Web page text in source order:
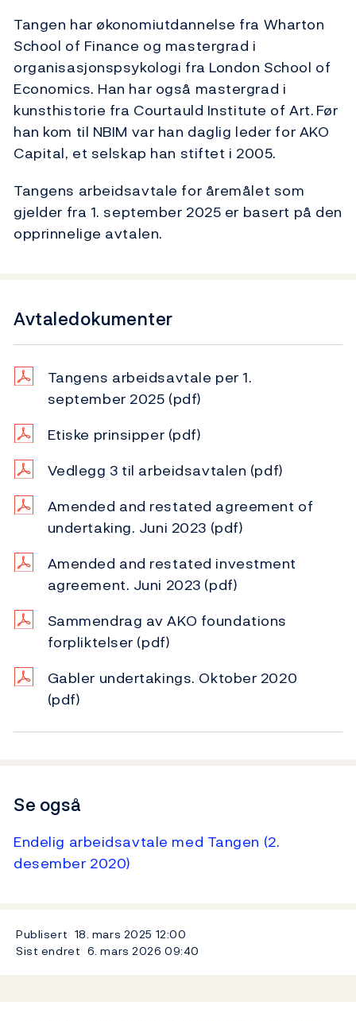
Tangen har økonomiutdannelse fra Wharton
School of Finance og mastergrad i
organisasjonspsykologi fra London School of
Economics. Han har også mastergrad i
kunsthistorie fra Courtauld Institute of Art. Før
han kom til NBIM var han daglig leder for AKO
Capital, et selskap han stiftet i 2005.
Tangens arbeidsavtale for åremålet som
gjelder fra 1. september 2025 er basert på den
opprinnelige avtalen.
Avtaledokumenter
Tangens arbeidsavtale per 1.
september 2025 (pdf)
Etiske prinsipper (pdf)
Vedlegg 3 til arbeidsavtalen (pdf)
Amended and restated agreement of
undertaking. Juni 2023 (pdf)
Amended and restated investment
agreement. Juni 2023 (pdf)
Sammendrag av AKO foundations
forpliktelser (pdf)
Gabler undertakings. Oktober 2020
(pdf)
Se også
Endelig arbeidsavtale med Tangen (2.
desember 2020)
Publisert 18. mars 2025 12:00
Sist endret 6. mars 202609:40